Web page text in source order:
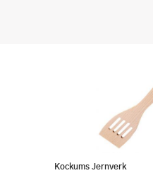
Kockums Jernverk